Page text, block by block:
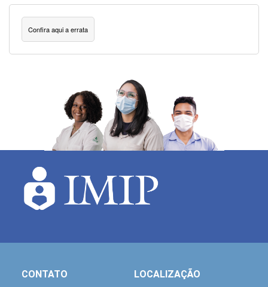
Confira aqui a errata
CONTATO
LOCALIZAÇÃO